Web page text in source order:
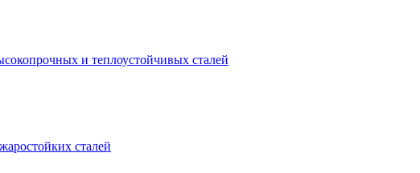
и теплоустойчивых сталей
сталей